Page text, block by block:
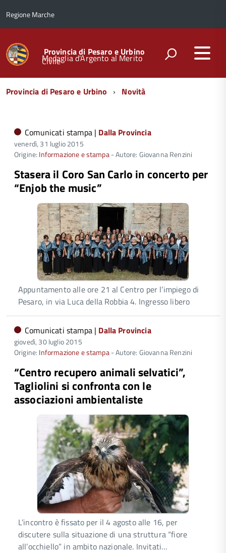
Regione Marche
Provincia di Pesaro e Urbino
Medaglia d'Argento al Merito
Civile
Menu
diProvincia di Pesaro e Urbino Novità
Comunicati stampa | Dalla Provincia
venerdì, 31 luglio 2015
Origine: Informazione e stampa- Autore: Giovanna Renzini
Stasera il Coro San Carlo in concerto per
“Enjob the music”
Appuntamento alle ore 21 al Centro per l’impiego di
Pesaro, in via Luca della Robbia 4. Ingresso libero
Comunicati stampa | Dalla Provincia
giovedì, 30 luglio 2015
Origine: Informazione e stampa- Autore: Giovanna Renzini
“Centro recupero animali selvatici”,
Tagliolini si confronta con le
associazioni ambientaliste
L’incontro è fissato per il 4 agosto alle 16, per
discutere sulla situazione di una struttura “fiore
all’occhiello” in ambito nazionale. Invitati…